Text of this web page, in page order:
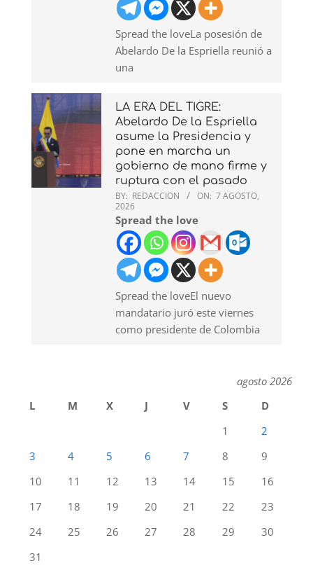
Spread the loveLa posesión de
Abelardo De la Espriella reunió a
una
LA ERA DEL TIGRE:
Abelardo De la Espriella
asume la Presidencia y
pone en marcha un
gobierno de mano firme y
ruptura con el pasado
BY: REDACCION ON: 7 AGOSTO,
2026
Spread the love
Spread the loveEl nuevo
mandatario juró este viernes
como presidente de Colombia
agosto 2026
L
M X J V S
D
1
2
3
4 5 6 7 8
9
10
11 12 13 14 15
16
17
18 19 20 21 22
23
24
25 26 27 28 29
30
31